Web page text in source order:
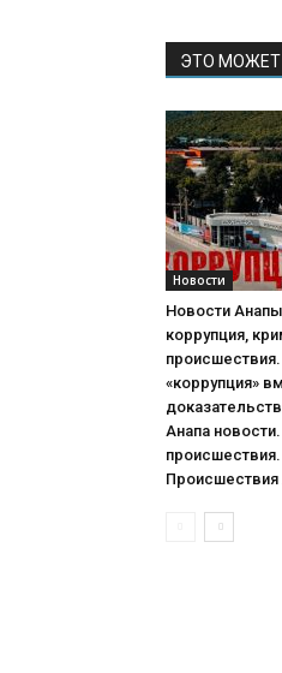
ЭТО МОЖЕТ
Новости
Новости
коррупция,
«коррупция»
Анапа
Происшествия